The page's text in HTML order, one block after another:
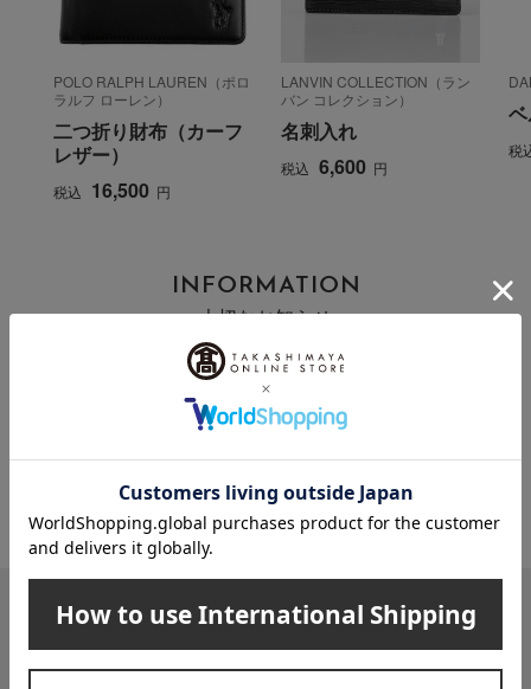
POLO RALPH LAUREN（ポロ
ラルフ ローレン）
二つ折り財布（カーフ
レザー）
税込 16,500 円
LANVIN COLLECTION（ラン
バン コレクション）
名刺入れ
税込 6,600 円
税
INFORMATION
大切なお知らせ
お届け遅延のお知らせ
2025年10月03日
『お届け先のご住所』ご確認のお願い
メールマガジン